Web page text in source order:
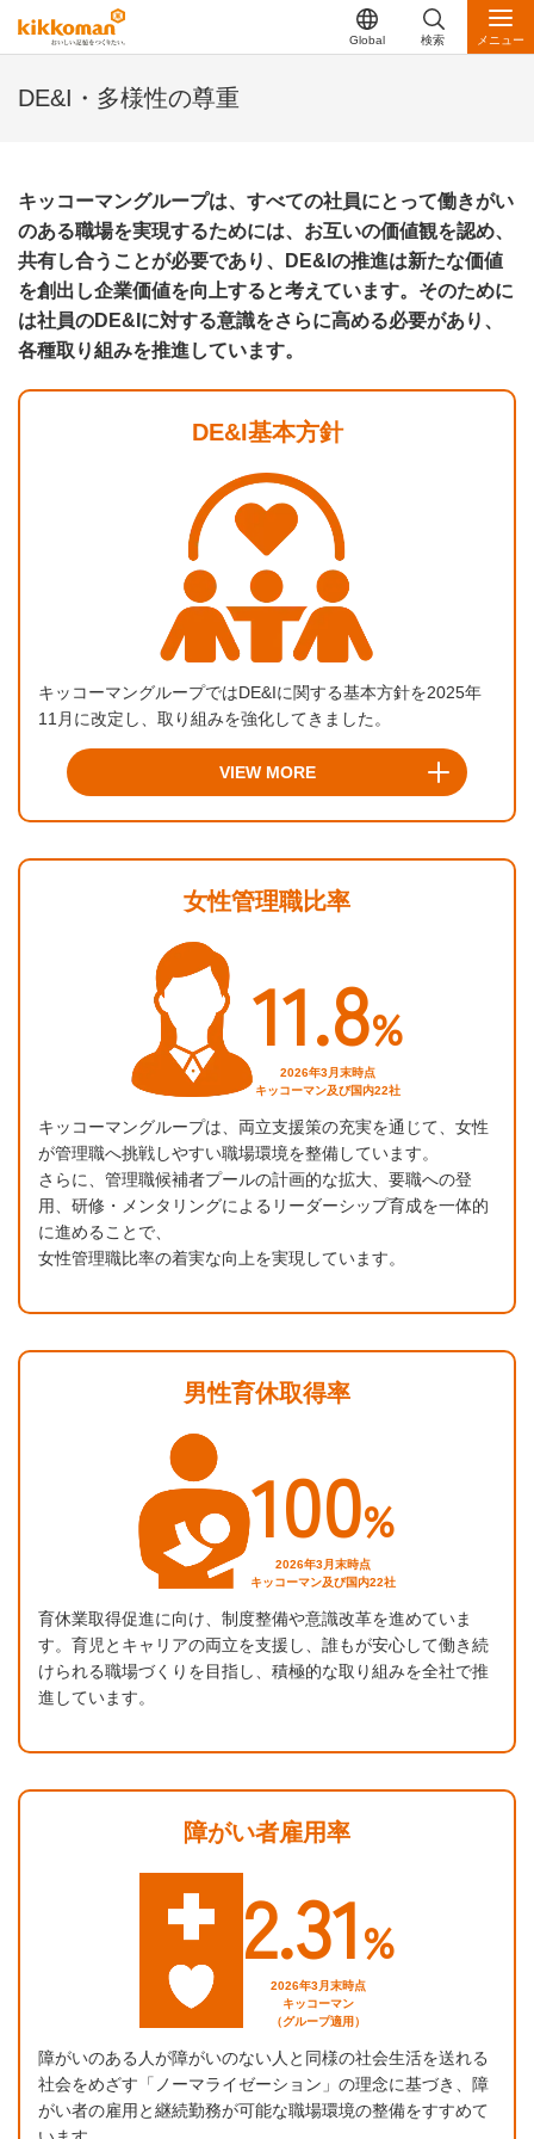
Global 検索 メニュー
DE&I・多様性の尊重
キッコーマングループは、すべての社員にとって働きがい
のある職場を実現するためには、お互いの価値観を認め、
共有し合うことが必要であり、DE&Iの推進は新たな価値
を創出し企業価値を向上すると考えています。そのために
は社員のDE&Iに対する意識をさらに高める必要があり、
各種取り組みを推進しています。
DE&I基本方針
キッコーマングループではDE&Iに関する基本方針を2025年
11月に改定し、取り組みを強化してきました。
VIEW MORE
女性管理職比率
11.8%
2026年3月末時点
キッコーマン及び国内22社
キッコーマングループは、両立支援策の充実を通じて、女性
が管理職へ挑戦しやすい職場環境を整備しています。
さらに、管理職候補者プールの計画的な拡大、要職への登
用、研修・メンタリングによるリーダーシップ育成を一体的
に進めることで、
女性管理職比率の着実な向上を実現しています。
男性育休取得率
100%
2026年3月末時点
キッコーマン及び国内22社
育休業取得促進に向け、制度整備や意識改革を進めていま
す。育児とキャリアの両立を支援し、誰もが安心して働き続
けられる職場づくりを目指し、積極的な取り組みを全社で推
進しています。
障がい者雇用率
2.31%
2026年3月末時点
キッコーマン
（グループ適用）
障がいのある人が障がいのない人と同様の社会生活を送れる
社会をめざす「ノーマライゼーション」の理念に基づき、障
がい者の雇用と継続勤務が可能な職場環境の整備をすすめて